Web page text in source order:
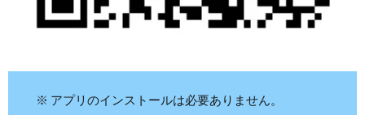
※ アプリのインストールは必要ありません。